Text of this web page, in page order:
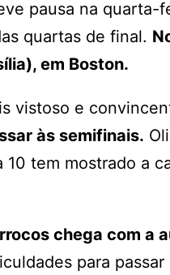
pausa na quarta-
quartas de final.
em Boston.
vistoso e
às semifinais.
10 tem mostrado a
chega com a
para